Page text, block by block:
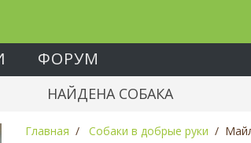
ФОРУМ
НАЙДЕНА СОБАКА
Главная Собаки в добрые руки